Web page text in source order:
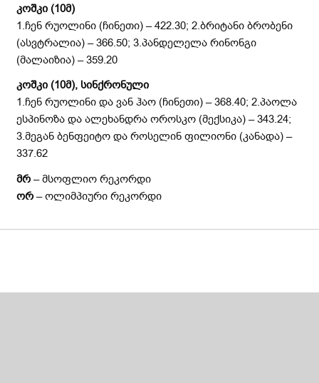
კოშკი (10მ)
1.ჩენ რუოლინი (ჩინეთი) – 422.30; 2.ბრიტანი ბრობენი
(ასვტრალია) – 366.50; 3.პანდელელა რინონგი
(მალაიზია) – 359.20
კოშკი (10მ), სინქრონული
1.ჩენ რუოლინი და ვან ჰაო (ჩინეთი) – 368.40; 2.პაოლა
ესპინოზა და ალეხანდრა ოროსკო (მექსიკა) – 343.24;
3.მეგან ბენფეიტო და როსელინ ფილიონი (კანადა) –
337.62
მრ– მსოფლიო რეკორდი
ორ– ოლიმპიური რეკორდი